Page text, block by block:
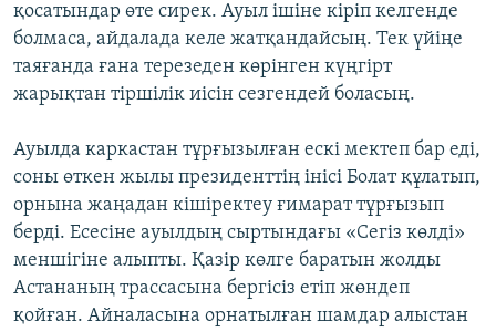
қосатындар өте сирек. Ауыл ішіне кіріп келгенде
болмаса, айдалада келе жатқандайсың. Тек үйіңе
таяғанда ғана терезеден көрінген күңгірт
жарықтан тіршілік иісін сезгендей боласың.
Ауылда каркастан тұрғызылған ескі мектеп бар еді,
соны өткен жылы президенттің інісі Болат құлатып,
орнына жаңадан кішіректеу ғимарат тұрғызып
берді. Есесіне ауылдың сыртындағы «Сегіз көлді»
меншігіне алыпты. Қазір көлге баратын жолды
Астананың трассасына бергісіз етіп жөндеп
қойған. Айналасына орнатылған шамдар алыстан